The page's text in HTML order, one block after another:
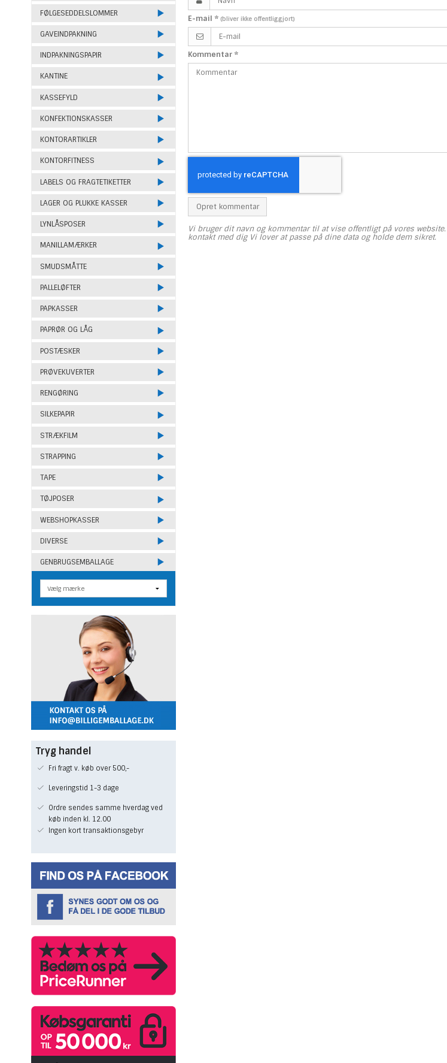
FØLGESEDDELSLOMMER
GAVEINDPAKNING
INDPAKNINGSPAPIR
KANTINE
KASSEFYLD
KONFEKTIONSKASSER
KONTORARTIKLER
KONTORFITNESS
LABELS OG FRAGTETIKETTER
LAGER OG PLUKKE KASSER
LYNLÅSPOSER
MANILLAMÆRKER
SMUDSMÅTTE
PALLELØFTER
PAPKASSER
PAPRØR OG LÅG
POSTÆSKER
PRØVEKUVERTER
RENGØRING
SILKEPAPIR
STRÆKFILM
STRAPPING
TAPE
TØJPOSER
WEBSHOPKASSER
DIVERSE
GENBRUGSEMBALLAGE
Tryg handel
Fri fragt v. køb over 500,-
Leveringstid 1-3 dage
Ordre sendes samme hverdag ved
køb inden kl. 12.00
Ingen kort transaktionsgebyr
E-mail * (bliver ikke offentliggjort)
Kommentar *
Opret kommentar
Vi bruger dit navn og kommentar til at vise offentligt på vores
kontakt med dig Vi lover at passe på dine data og holde dem sikret.